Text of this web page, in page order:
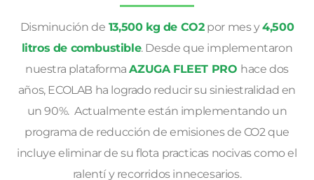
Disminución de 13,500 kg de CO2por mes y4,500
litros de combustible. Desde que implementaron
nuestra plataformaAZUGA FLEET PRO hace dos
años, ECOLAB ha logrado reducir su siniestralidad en
un 90%. Actualmente están implementando un
programa de reducción de emisiones de CO2 que
incluye eliminar de su flota practicas nocivas como el
ralentí y recorridos innecesarios.